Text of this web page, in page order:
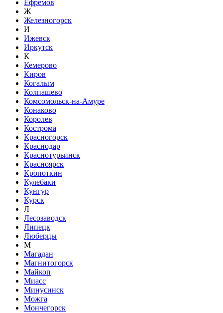
Ефремов
Ж
Железногорск
И
Ижевск
Иркутск
К
Кемерово
Киров
Когалым
Колпашево
Комсомольск-на-Амуре
Конаково
Королев
Кострома
Красногорск
Краснодар
Краснотурьинск
Красноярск
Кропоткин
Кулебаки
Кунгур
Курск
Л
Лесозаводск
Липецк
Люберцы
М
Магадан
Магнитогорск
Майкоп
Миасс
Минусинск
Можга
Мончегорск